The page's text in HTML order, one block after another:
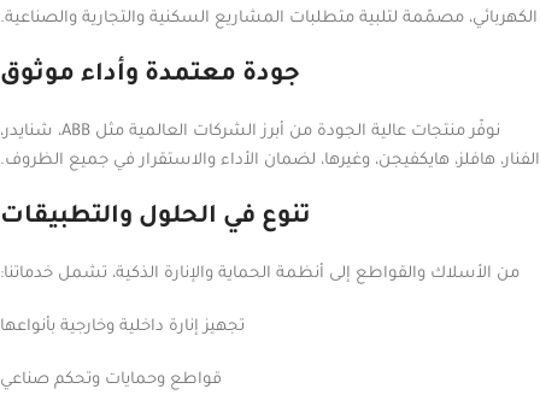
الكهربائي، مصمّمة لتلبية متطلبات المشاريع السكنية والتجارية والصناعية.
جودة معتمدة وأداء موثوق
نوفّر منتجات عالية الجودة من أبرز الشركات العالمية مثل ABB، شنايدر،
الفنار، هافلز، هايكفيجن، وغيرها، لضمان الأداء والاستقرار في جميع الظروف.
تنوع في الحلول والتطبيقات
من الأسلاك والقواطع إلى أنظمة الحماية والإنارة الذكية، تشمل خدماتنا:
تجهيز إنارة داخلية وخارجية بأنواعها
قواطع وحمايات وتحكم صناعي